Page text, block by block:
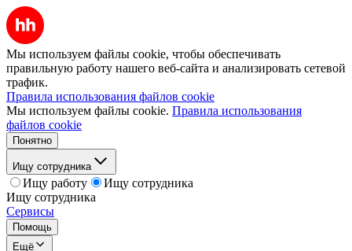
Мы используем файлы cookie, чтобы обеспечивать
правильную работу нашего веб-сайта и анализировать сетевой
трафик.
Правила использования файлов cookie
Мы используем файлы cookie. Правила использования
файлов cookie
Понятно
Ищу сотрудника
Ищу работу
Ищу сотрудника
Ищу сотрудника
Сервисы
Помощь
Ещё